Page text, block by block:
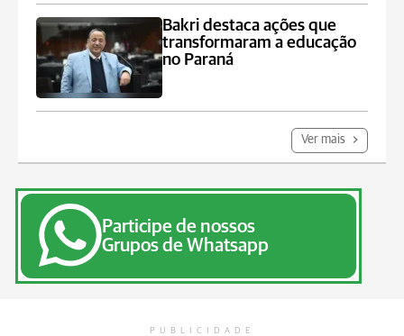
Bakri destaca ações que
transformaram a educação
no Paraná
Ver mais
Participe de nossos
Grupos de Whatsapp
PUBLICIDADE